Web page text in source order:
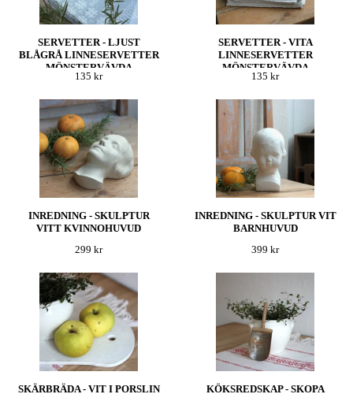
SERVETTER - LJUST
BLÅGRÅ LINNESERVETTER
MÖNSTERVÄVDA
135 kr
SERVETTER - VITA
LINNESERVETTER
MÖNSTERVÄVDA
135 kr
INREDNING - SKULPTUR
VITT KVINNOHUVUD
299 kr
INREDNING - SKULPTUR VIT
BARNHUVUD
399 kr
SKÄRBRÄDA - VIT I PORSLIN
KÖKSREDSKAP - SKOPA